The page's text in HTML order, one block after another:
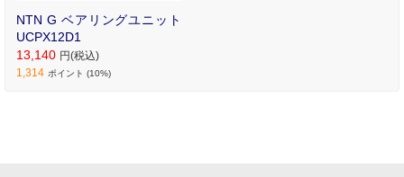
NTN G ベアリングユニット
UCPX12D1
13,140 円(税込)
1,314 ポイント (10%)